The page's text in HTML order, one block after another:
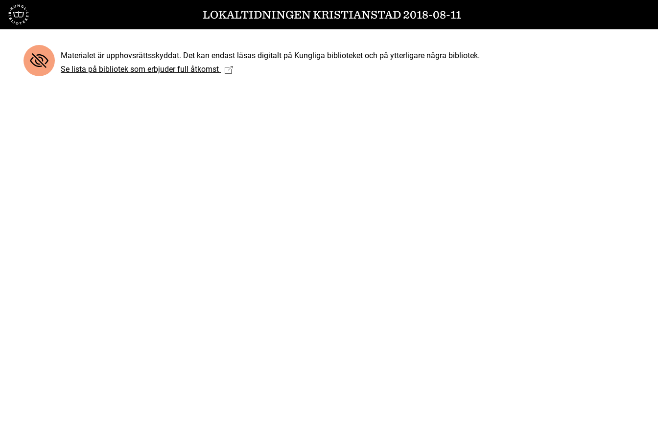
Till startsidan LOKALTIDNINGEN KRISTIANSTAD 2018-08-11
Materialet är upphovsrättsskyddat. Det kan endast läsas digitalt på Kungliga biblioteket och på ytterligare några bibliotek.
Se lista på bibliotek som erbjuder full åtkomst